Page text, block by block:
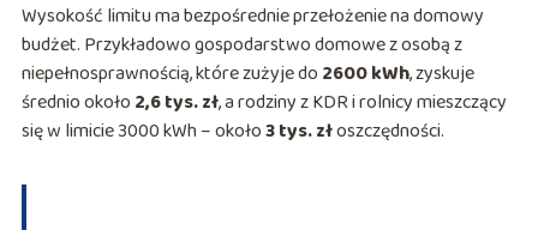
Wysokość limitu ma bezpośrednie przełożenie na domowy
budżet. Przykładowo gospodarstwo domowe z osobą z
niepełnosprawnością, które zużyje do 2600 kWh, zyskuje
średnio około 2,6 tys. zł, a rodziny z KDR i rolnicy mieszczący
się w limicie 3000 kWh – około3 tys. złoszczędności.